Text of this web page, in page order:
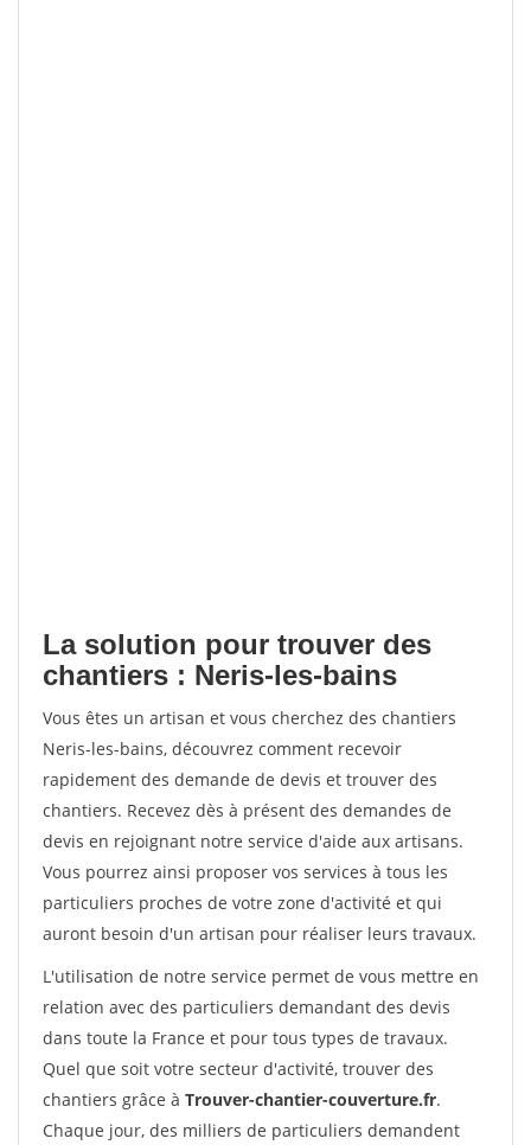
La solution pour trouver des
chantiers : Neris-les-bains
Vous êtes un artisan et vous cherchez des chantiers
Neris-les-bains, découvrez comment recevoir
rapidement des demande de devis et trouver des
chantiers. Recevez dès à présent des demandes de
devis en rejoignant notre service d'aide aux artisans.
Vous pourrez ainsi proposer vos services à tous les
particuliers proches de votre zone d'activité et qui
auront besoin d'un artisan pour réaliser leurs travaux.
L'utilisation de notre service permet de vous mettre en
relation avec des particuliers demandant des devis
dans toute la France et pour tous types de travaux.
Quel que soit votre secteur d'activité, trouver des
chantiers grâce à Trouver-chantier-couverture.fr.
Chaque jour, des milliers de particuliers demandent